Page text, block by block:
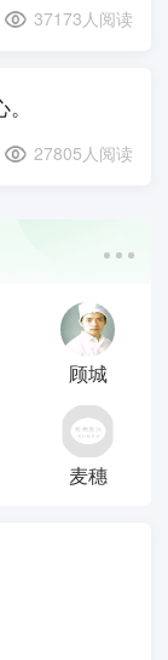
37173人阅读
27805人阅读
顾城
麦穗